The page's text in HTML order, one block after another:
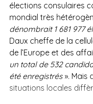
élections consulaires
mondial très
dénombrait 1 681 977
Daux cheffe de la
de l’Europe et des
un total de 532
été enregistrés». Mais
situations locales